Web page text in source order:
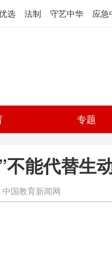
选 法制 守艺中华 应急
专题
不能代替生
中国教育新闻网